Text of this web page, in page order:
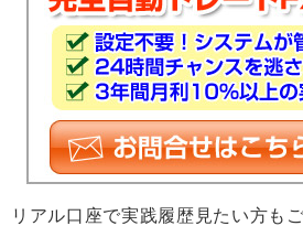
リアル口座で実践履歴見たい方も